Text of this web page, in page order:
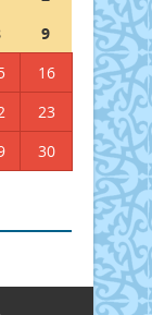
9
16
23
30